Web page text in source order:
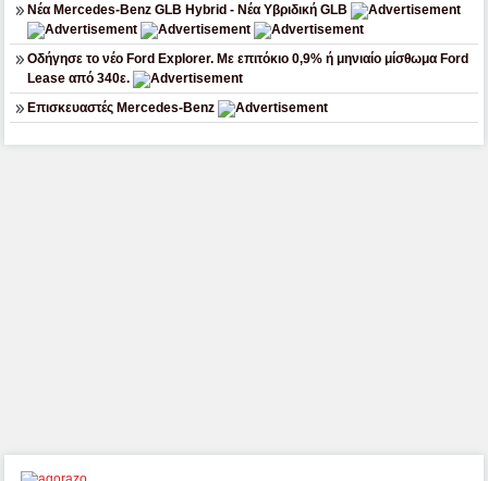
Νέα Mercedes-Benz GLB Hybrid - Νέα Υβριδική GLB
Οδήγησε το νέο Ford Explorer. Με επιτόκιο 0,9% ή μηνιαίο μίσθωμα Ford
Lease από 340ε.
Επισκευαστές Mercedes-Benz